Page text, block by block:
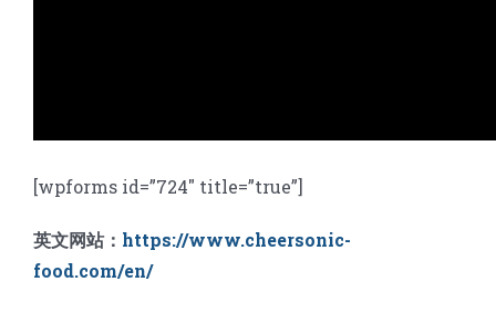
[wpforms id=”724″ title=”true”]
英文网站： https://www.cheersonic-
food.com/en/